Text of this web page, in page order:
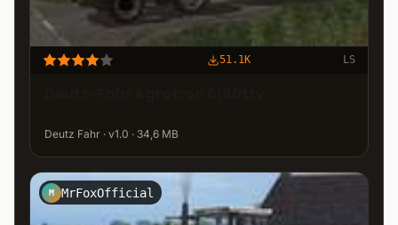
51.1K LS
Deutz Fahr · v1.0 · 34,6 MB
M MrFoxOfficial